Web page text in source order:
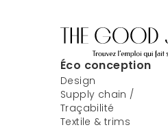
Éco conception
Design
Supply chain /
Traçabilité
Textile & trims